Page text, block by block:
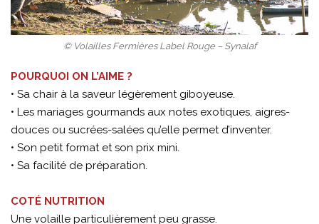
© Volailles Fermières Label Rouge – Synalaf
POURQUOI ON L’AIME ?
• Sa chair à la saveur légèrement giboyeuse.
• Les mariages gourmands aux notes exotiques, aigres-
douces ou sucrées-salées qu’elle permet d’inventer.
• Son petit format et son prix mini.
• Sa facilité de préparation.
COTÉ NUTRITION
Une volaille particulièrement peu grasse.